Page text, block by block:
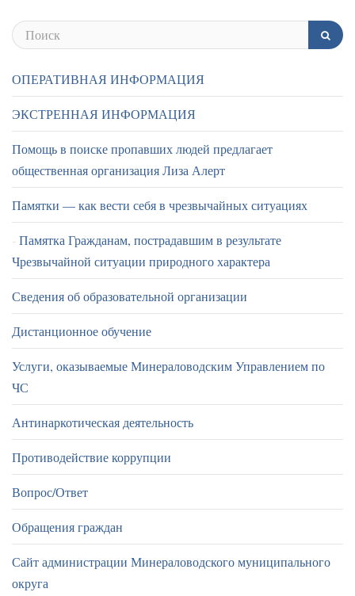
ОПЕРАТИВНАЯ ИНФОРМАЦИЯ
ЭКСТРЕННАЯ ИНФОРМАЦИЯ
Помощь в поиске пропавших людей предлагает
общественная организация Лиза Алерт
Памятки — как вести себя в чрезвычайных ситуациях
Памятка Гражданам, пострадавшим в результате
Чрезвычайной ситуации природного характера
Сведения об образовательной организации
Дистанционное обучение
Услуги, оказываемые Минераловодским Управлением по
ЧС
Антинаркотическая деятельность
Противодействие коррупции
Вопрос/Ответ
Обращения граждан
Сайт администрации Минераловодского муниципального
округа